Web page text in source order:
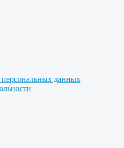
персональных данных